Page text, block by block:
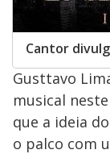
Cantor
Gusttavo
musical
que a ideia
o palco com